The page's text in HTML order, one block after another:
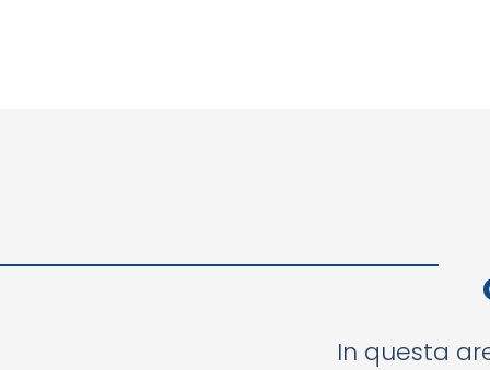
In questa